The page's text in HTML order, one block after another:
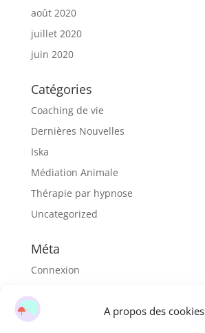
A propos des cookies
août 2020
juillet 2020
juin 2020
Catégories
Coaching de vie
Dernières Nouvelles
Iska
Médiation Animale
Thérapie par hypnose
Uncategorized
Méta
Connexion
Flux des commentaires